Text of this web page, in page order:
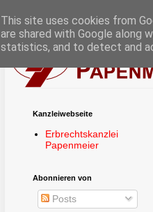
Kanzleiwebseite
Erbrechtskanzlei
Papenmeier
Abonnieren von
Posts
This site uses cookies from
are shared with Google along
statistics, and to detect and